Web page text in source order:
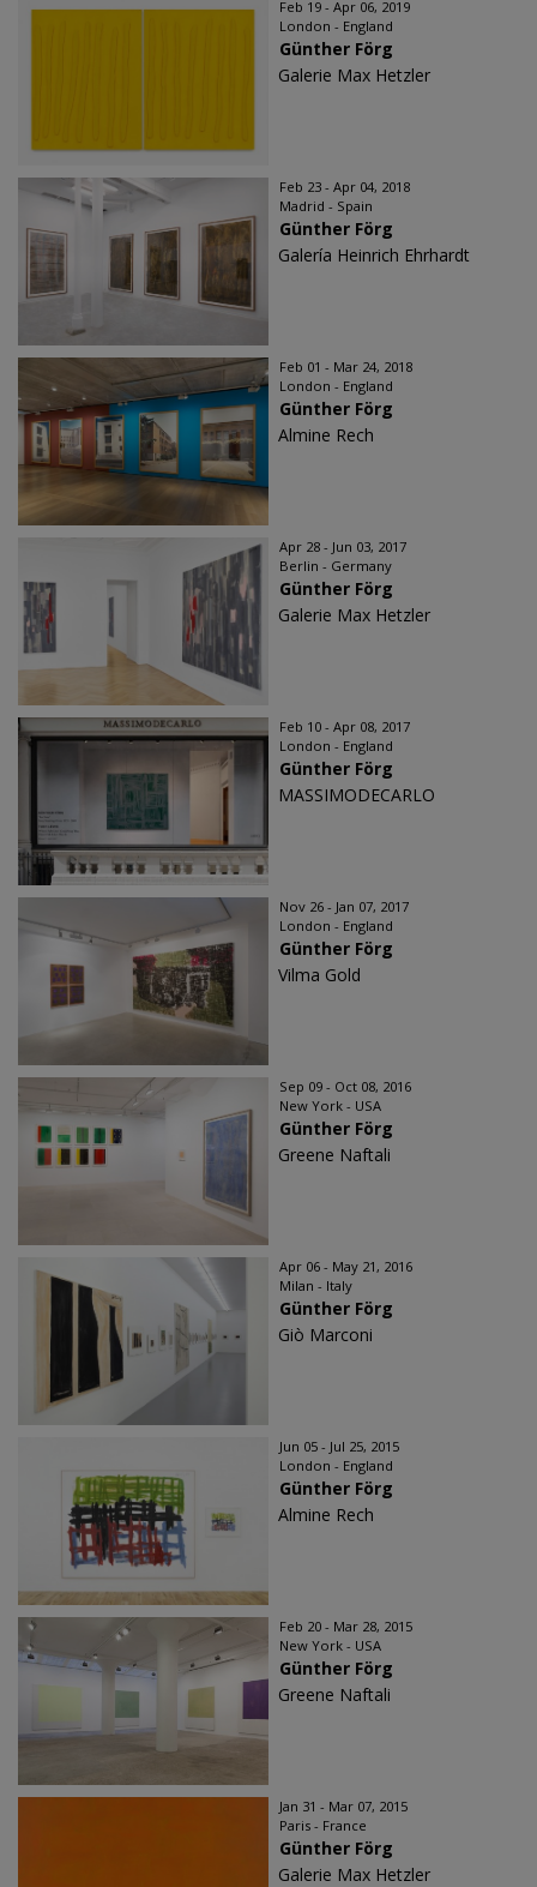
Feb 19 - Apr 06, 2019
London - England
Günther Förg
Galerie Max Hetzler
Feb 23 - Apr 04, 2018
Madrid - Spain
Günther Förg
Galería Heinrich Ehrhardt
Feb 01 - Mar 24, 2018
London - England
Günther Förg
Almine Rech
Apr 28 - Jun 03, 2017
Berlin - Germany
Günther Förg
Galerie Max Hetzler
Feb 10 - Apr 08, 2017
London - England
Günther Förg
MASSIMODECARLO
Nov 26 - Jan 07, 2017
London - England
Günther Förg
Vilma Gold
Sep 09 - Oct 08, 2016
New York - USA
Günther Förg
Greene Naftali
Apr 06 - May 21, 2016
Milan - Italy
Günther Förg
Giò Marconi
Jun 05 - Jul 25, 2015
London - England
Günther Förg
Almine Rech
Feb 20 - Mar 28, 2015
New York - USA
Günther Förg
Greene Naftali
Jan 31 - Mar 07, 2015
Paris - France
Günther Förg
Galerie Max Hetzler